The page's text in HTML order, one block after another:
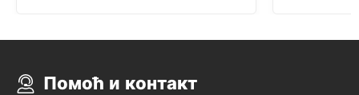
Помоћ и контакт